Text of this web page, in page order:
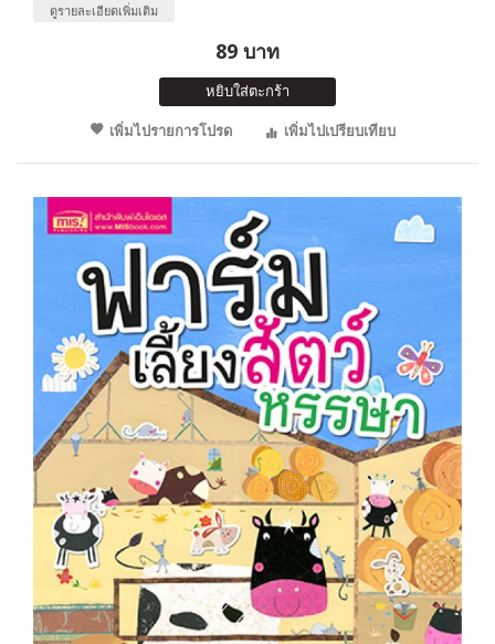
ดูรายละเอียดเพิ่มเติม
89 บาท
หยิบใส่ตะกร้า
เพิ่มไปรายการโปรด
เพิ่มไปเปรียบเทียบ